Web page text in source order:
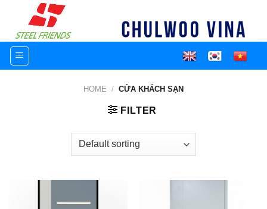
content
HOME / CỬA KHÁCH SẠN
FILTER